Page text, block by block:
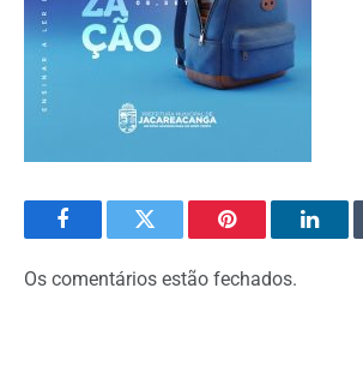
FacebookTwitter Pinterest O
Os comentários estão fechados.